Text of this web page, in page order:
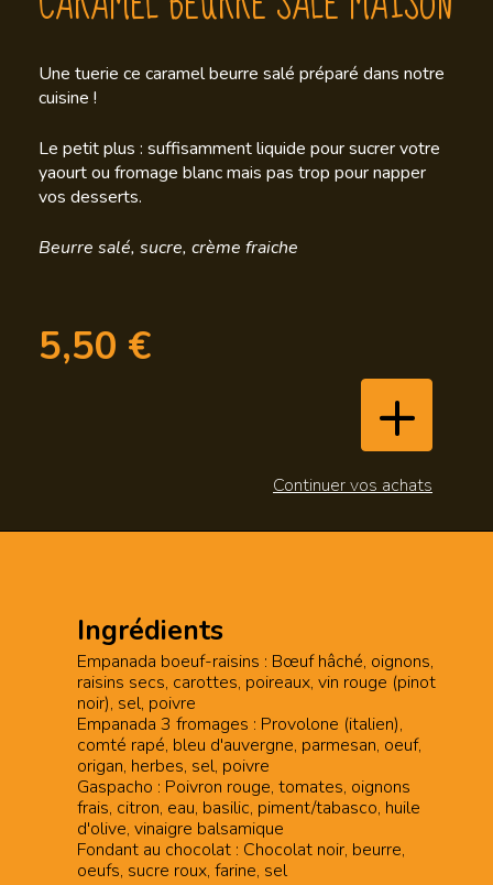
Une tuerie ce caramel beurre salé préparé dans notre
cuisine !
Le petit plus : suffisamment liquide pour sucrer votre
yaourt ou fromage blanc mais pas trop pour napper
vos desserts.
Beurre salé, sucre, crème fraiche
5,50 €
+
Continuer vos achats
Ingrédients
Empanada boeuf-raisins : Bœuf hâché, oignons,
raisins secs, carottes, poireaux, vin rouge (pinot
noir), sel, poivre
Empanada 3 fromages : Provolone (italien),
comté rapé, bleu d'auvergne, parmesan, oeuf,
origan, herbes, sel, poivre
Gaspacho : Poivron rouge, tomates, oignons
frais, citron, eau, basilic, piment/tabasco, huile
d'olive, vinaigre balsamique
Fondant au chocolat : Chocolat noir, beurre,
oeufs, sucre roux, farine, sel